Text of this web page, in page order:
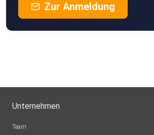
Zur Anmeldung
Unternehmen
Team